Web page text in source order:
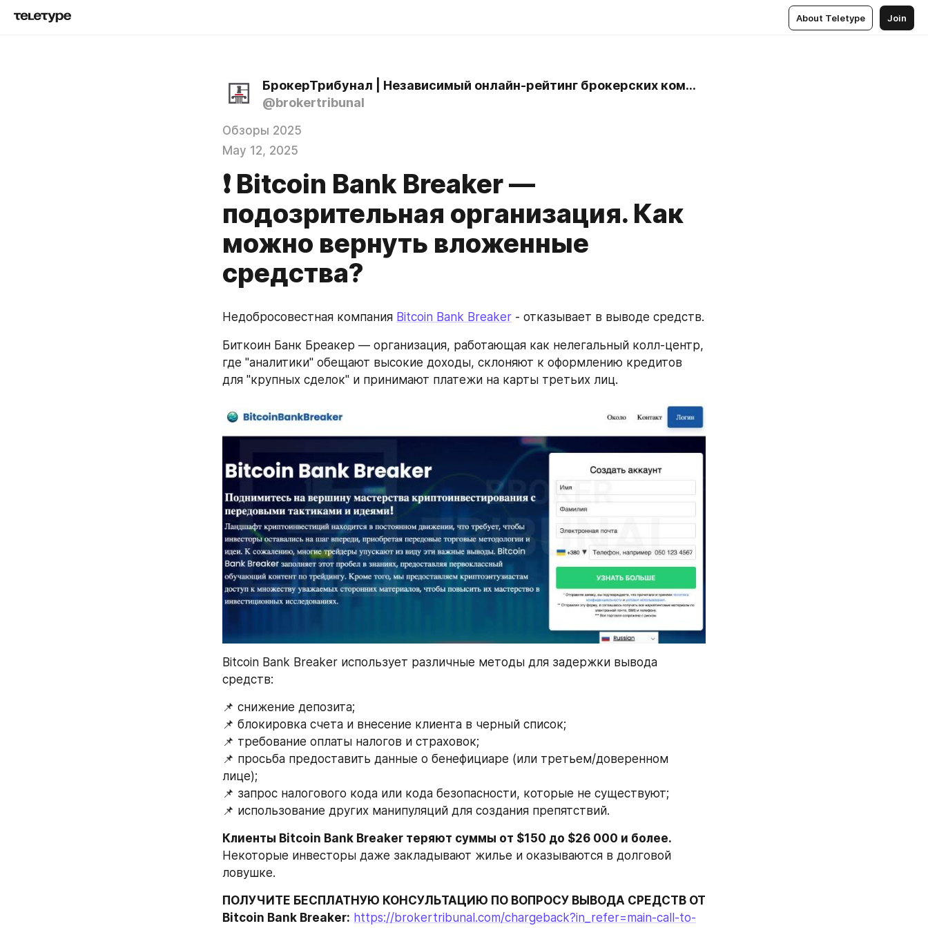
About Teletype Join
БрокерТрибунал | Независимый онлайн-рейтинг брокерских компаний
@brokertribunal
Обзоры 2025
May 12, 2025
❗ Bitcoin Bank Breaker —
подозрительная организация. Как
можно вернуть вложенные
средства?
Недобросовестная компания Bitcoin Bank Breaker - отказывает в выводе средств.
Биткоин Банк Бреакер — организация, работающая как нелегальный колл-центр,
где "аналитики" обещают высокие доходы, склоняют к оформлению кредитов
для "крупных сделок" и принимают платежи на карты третьих лиц.
Bitcoin Bank Breaker использует различные методы для задержки вывода
средств:
📌 снижение депозита;
📌 блокировка счета и внесение клиента в черный список;
📌 требование оплаты налогов и страховок;
📌 просьба предоставить данные о бенефициаре (или третьем/доверенном
лице);
📌 запрос налогового кода или кода безопасности, которые не существуют;
📌 использование других манипуляций для создания препятствий.
Клиенты Bitcoin Bank Breaker теряют суммы от $150 до $26 000 и более.
Некоторые инвесторы даже закладывают жилье и оказываются в долговой
ловушке.
ПОЛУЧИТЕ БЕСПЛАТНУЮ КОНСУЛЬТАЦИЮ ПО ВОПРОСУ ВЫВОДА СРЕДСТВ ОТ
Bitcoin Bank Breaker: https://brokertribunal.com/chargeback?in_refer=main-call-to-